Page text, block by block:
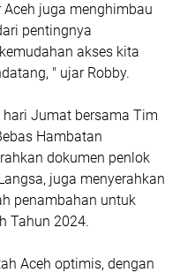
juga menghimbau
pentingnya
akses kita
" ujar Robby.
Jumat bersama Tim
Hambatan
dokumen penlok
juga menyerahkan
penambahan untuk
Tahun 2024.
Aceh optimis, dengan